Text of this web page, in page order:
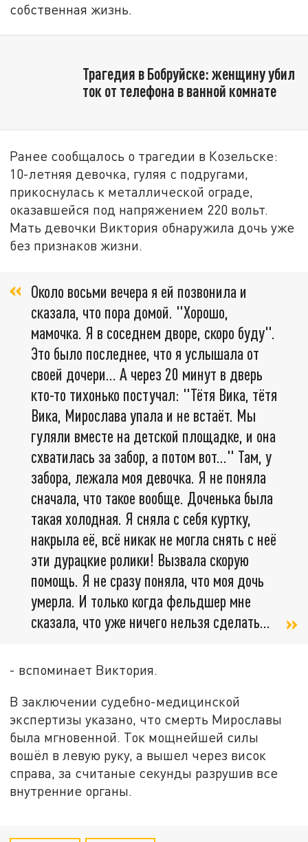
собственная жизнь.
Трагедия в Бобруйске: женщину убил
ток от телефона в ванной комнате
Ранее сообщалось о трагедии в Козельске:
10-летняя девочка, гуляя с подругами,
прикоснулась к металлической ограде,
оказавшейся под напряжением 220 вольт.
Мать девочки Виктория обнаружила дочь уже
без признаков жизни.
Около восьми вечера я ей позвонила и
сказала, что пора домой. "Хорошо,
мамочка. Я в соседнем дворе, скоро буду".
Это было последнее, что я услышала от
своей дочери… А через 20 минут в дверь
кто-то тихонько постучал: "Тётя Вика, тётя
Вика, Мирослава упала и не встаёт. Мы
гуляли вместе на детской площадке, и она
схватилась за забор, а потом вот…" Там, у
забора, лежала моя девочка. Я не поняла
сначала, что такое вообще. Доченька была
такая холодная. Я сняла с себя куртку,
накрыла её, всё никак не могла снять с неё
эти дурацкие ролики! Вызвала скорую
помощь. Я не сразу поняла, что моя дочь
умерла. И только когда фельдшер мне
сказала, что уже ничего нельзя сделать…
- вспоминает Виктория.
В заключении судебно-медицинской
экспертизы указано, что смерть Мирославы
была мгновенной. Ток мощнейшей силы
вошёл в левую руку, а вышел через висок
справа, за считаные секунды разрушив все
внутренние органы.